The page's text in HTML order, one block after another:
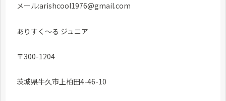
メール:arishcool1976@gmail.com
ありすく～る ジュニア
〒300-1204
茨城県牛久市上柏田4-46-10